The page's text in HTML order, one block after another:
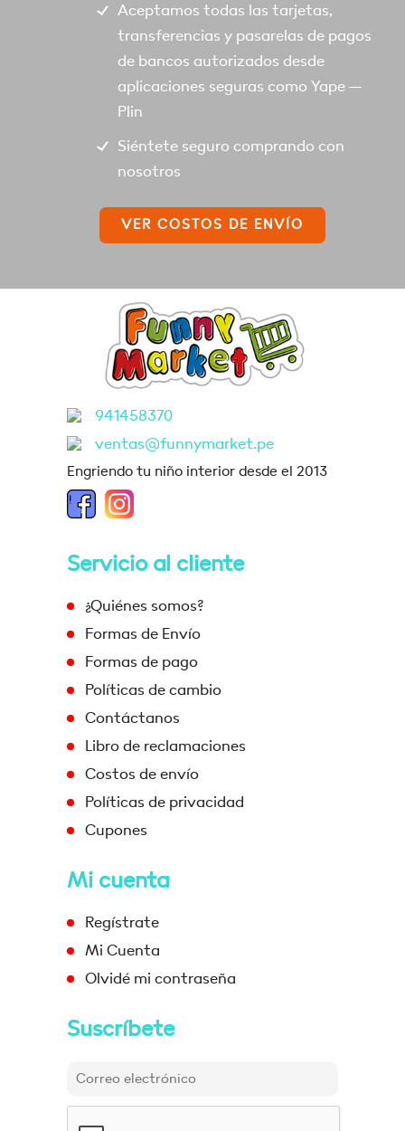
Aceptamos todas las tarjetas,
transferencias y pasarelas de pagos
de bancos autorizados desde
aplicaciones seguras como Yape –
Plin
Siéntete seguro comprando con
nosotros
VER COSTOS DE ENVÍO
941458370
ventas@funnymarket.pe
Engriendo tu niño interior desde el 2013
Servicio al cliente
¿Quiénes somos?
Formas de Envío
Formas de pago
Políticas de cambio
Contáctanos
Libro de reclamaciones
Costos de envío
Políticas de privacidad
Cupones
Mi cuenta
Regístrate
Mi Cuenta
Olvidé mi contraseña
Suscríbete